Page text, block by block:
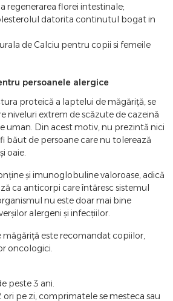
regenerarea florei intestinale;
datorita continutul bogat in
de Calciu pentru copii si femeile
persoanele alergice
proteică a laptelui de măgăriță, se
niveluri extrem de scăzute de cazeină
uman. Din acest motiv, nu prezintă nici
băut de persoane care nu tolerează
oaie.
și imunoglobuline valoroase, adică
ca anticorpi care întăresc sistemul
nu este doar mai bine
alergeni și infecțiilor.
măgăriță este recomandat copiilor,
oncologici.
peste 3 ani.
pe zi, comprimatele se mesteca sau